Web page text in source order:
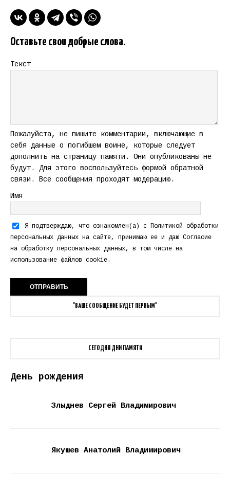
Оставьте свои добрые слова.
Текст
Пожалуйста, не пишите комментарии, включающие в
себя данные о погибшем воине, которые следует
дополнить на страницу памяти. Они опубликованы не
будут. Для этого воспользуйтесь формой обратной
связи. Все сообщения проходят модерацию.
Имя
Я подтверждаю, что ознакомлен(а) с Политикой обработки
персональных данных на сайте, принимаю ее и даю Согласие
на обработку персональных данных, в том числе на
использование файлов cookie.
"ВАШЕ СООБЩЕНИЕ БУДЕТ ПЕРВЫМ"
СЕГОДНЯ ДНИ ПАМЯТИ
День рождения
Злыднев Сергей Владимирович
Якушев Анатолий Владимирович